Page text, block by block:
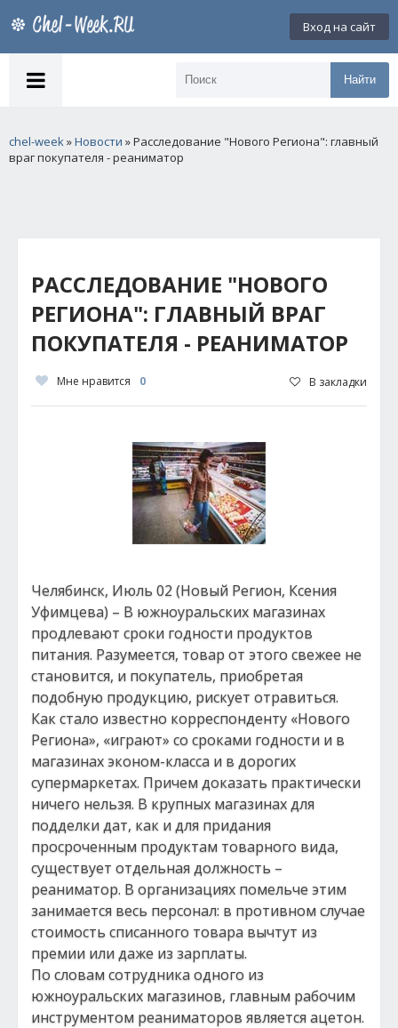
Вход на сайт
Найти
chel-week»Новости » Расследование "Нового Региона": главный
враг покупателя - реаниматор
РАССЛЕДОВАНИЕ "НОВОГО
РЕГИОНА": ГЛАВНЫЙ ВРАГ
ПОКУПАТЕЛЯ - РЕАНИМАТОР
Мне нравится 0 В закладки
Челябинск, Июль 02 (Новый Регион, Ксения
Уфимцева) – В южноуральских магазинах
продлевают сроки годности продуктов
питания. Разумеется, товар от этого свежее не
становится, и покупатель, приобретая
подобную продукцию, рискует отравиться.
Как стало известно корреспонденту «Нового
Региона», «играют» со сроками годности и в
магазинах эконом-класса и в дорогих
супермаркетах. Причем доказать практически
ничего нельзя. В крупных магазинах для
подделки дат, как и для придания
просроченным продуктам товарного вида,
существует отдельная должность –
реаниматор. В организациях помельче этим
занимается весь персонал: в противном случае
стоимость списанного товара вычтут из
премии или даже из зарплаты.
По словам сотрудника одного из
южноуральских магазинов, главным рабочим
инструментом реаниматоров является ацетон.